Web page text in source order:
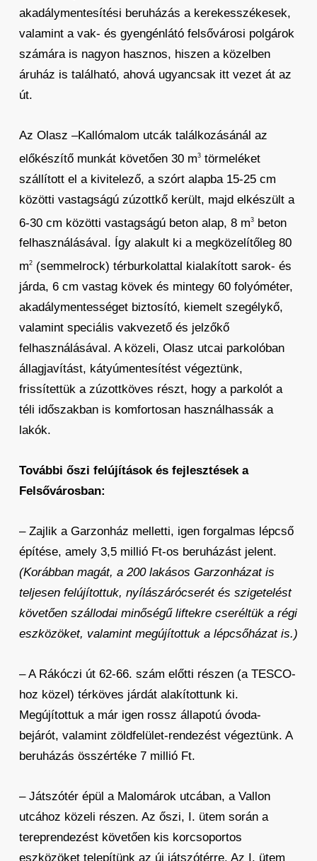
akadálymentesítési beruházás a kerekesszékesek,
valamint a vak- és gyengénlátó felsővárosi polgárok
számára is nagyon hasznos, hiszen a közelben
áruház is található, ahová ugyancsak itt vezet át az
út.
Az Olasz –Kallómalom utcák találkozásánál az
előkészítő munkát követően 30 m3törmeléket
szállított el a kivitelező, a szórt alapba 15-25 cm
közötti vastagságú zúzottkő került, majd elkészült a
6-30 cm közötti vastagságú beton alap, 8 m3beton
felhasználásával. Így alakult ki a megközelítőleg 80
m2(semmelrock) térburkolattal kialakított sarok- és
járda, 6 cm vastag kövek és mintegy 60 folyóméter,
akadálymentességet biztosító, kiemelt szegélykő,
valamint speciális vakvezető és jelzőkő
felhasználásával. A közeli, Olasz utcai parkolóban
állagjavítást, kátyúmentesítést végeztünk,
frissítettük a zúzottköves részt, hogy a parkolót a
téli időszakban is komfortosan használhassák a
lakók.
További őszi felújítások és fejlesztések a
Felsővárosban:
– Zajlik a Garzonház melletti, igen forgalmas lépcső
építése, amely 3,5 millió Ft-os beruházást jelent.
(Korábban magát, a 200 lakásos Garzonházat is
teljesen felújítottuk, nyílászárócserét és szigetelést
követően szállodai minőségű liftekre cseréltük a régi
eszközöket, valamint megújítottuk a lépcsőházat is.)
– A Rákóczi út 62-66. szám előtti részen (a TESCO-
hoz közel) térköves járdát alakítottunk ki.
Megújítottuk a már igen rossz állapotú óvoda-
bejárót, valamint zöldfelület-rendezést végeztünk. A
beruházás összértéke 7 millió Ft.
– Játszótér épül a Malomárok utcában, a Vallon
utcához közeli részen. Az őszi, I. ütem során a
tereprendezést követően kis korcsoportos
eszközöket telepítünk az új játszótérre. Az I. ütem